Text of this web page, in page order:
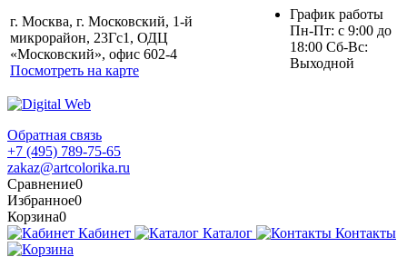
г. Москва, г. Московский, 1-й
микрорайон, 23Гс1, ОДЦ
«Московский», офис 602-4
Посмотреть на карте
График работы
Пн-Пт: с 9:00 до
18:00 Сб-Вс:
Выходной
Обратная связь
+7 (495) 789-75-65
zakaz@artcolorika.ru
Сравнение0
Избранное0
Корзина0
Кабинет
Каталог Контакты